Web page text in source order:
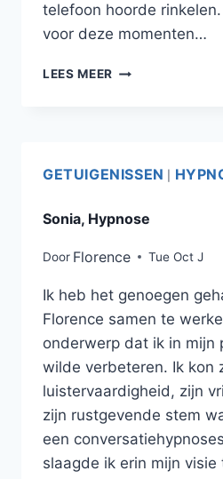
telefoon hoorde
voor deze momenten…
LEES MEER
GETUIGENISSEN
Sonia, Hypnose
Door Florence Tue Oct J
Ik heb het genoegen
Florence samen te
onderwerp dat ik in mijn
wilde verbeteren. Ik kon
luistervaardigheid, zijn
zijn rustgevende stem
een
slaagde ik erin mijn